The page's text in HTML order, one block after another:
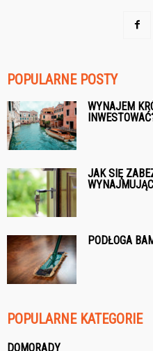
POPULARNE POSTY
WYNAJEM
JAK SIĘ
PODŁOGA
POPULARNE KATEGORIE
DOMORADY